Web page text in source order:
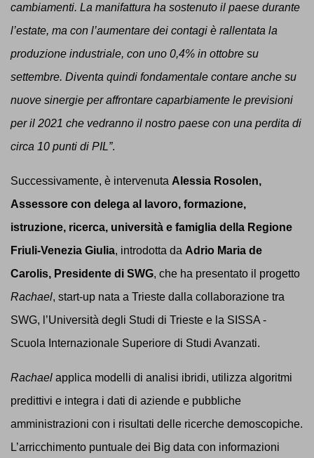
cambiamenti. La manifattura ha sostenuto il paese durante
l’estate, ma con l’aumentare dei contagi è rallentata la
produzione industriale, con uno 0,4% in ottobre su
settembre. Diventa quindi fondamentale contare anche su
nuove sinergie per affrontare caparbiamente le previsioni
per il 2021 che vedranno il nostro paese con una perdita di
circa 10 punti di PIL”.
Successivamente, è intervenuta Alessia Rosolen,
Assessore con delega al lavoro, formazione,
istruzione, ricerca, università e famiglia della Regione
Friuli-Venezia Giulia, introdotta da Adrio Maria de
Carolis, Presidente di SWG, che ha presentato il progetto
Rachael, start-up nata a Trieste dalla collaborazione tra
SWG, l’Università degli Studi di Trieste e la SISSA -
Scuola Internazionale Superiore di Studi Avanzati.
Rachael applica modelli di analisi ibridi, utilizza algoritmi
predittivi e integra i dati di aziende e pubbliche
amministrazioni con i risultati delle ricerche demoscopiche.
L’arricchimento puntuale dei Big data con informazioni